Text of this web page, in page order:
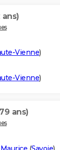
ans)
Vienne)
Vienne)
ans)